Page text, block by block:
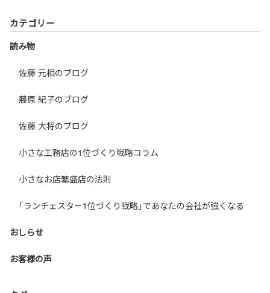
カテゴリー
読み物
佐藤 元相のブログ
藤原 紀子のブログ
佐藤 大将のブログ
小さな工務店の1位づくり戦略コラム
小さなお店繁盛店の法則
「ランチェスター1位づくり戦略」であなたの会社が強くなる
おしらせ
お客様の声